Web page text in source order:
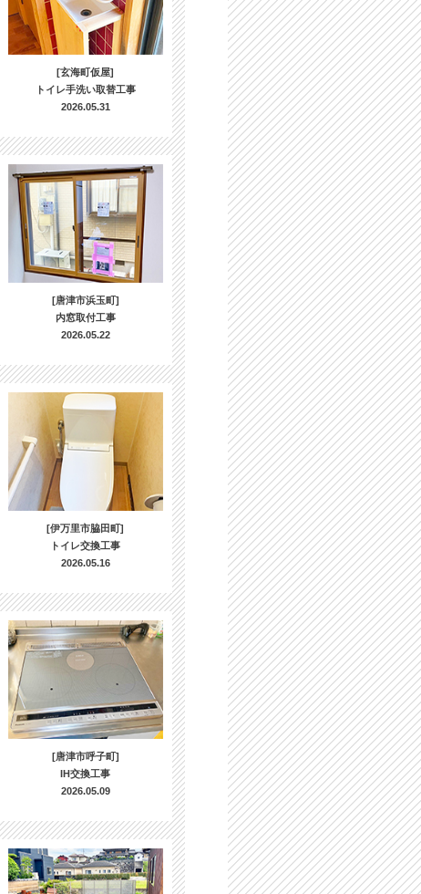
[玄海町仮屋]
トイレ手洗い取替工事
2026.05.31
[唐津市浜玉町]
内窓取付工事
2026.05.22
[伊万里市脇田町]
トイレ交換工事
2026.05.16
[唐津市呼子町]
IH交換工事
2026.05.09